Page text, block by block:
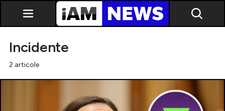
Exclusiv
Incidente
2 articole